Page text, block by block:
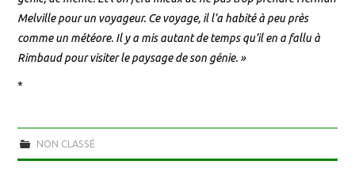
Melville pour un voyageur. Ce voyage, il l’a habité à peu près
comme un météore. Il y a mis autant de temps qu’il en a fallu à
Rimbaud pour visiter le paysage de son génie. »
*
NON CLASSÉ